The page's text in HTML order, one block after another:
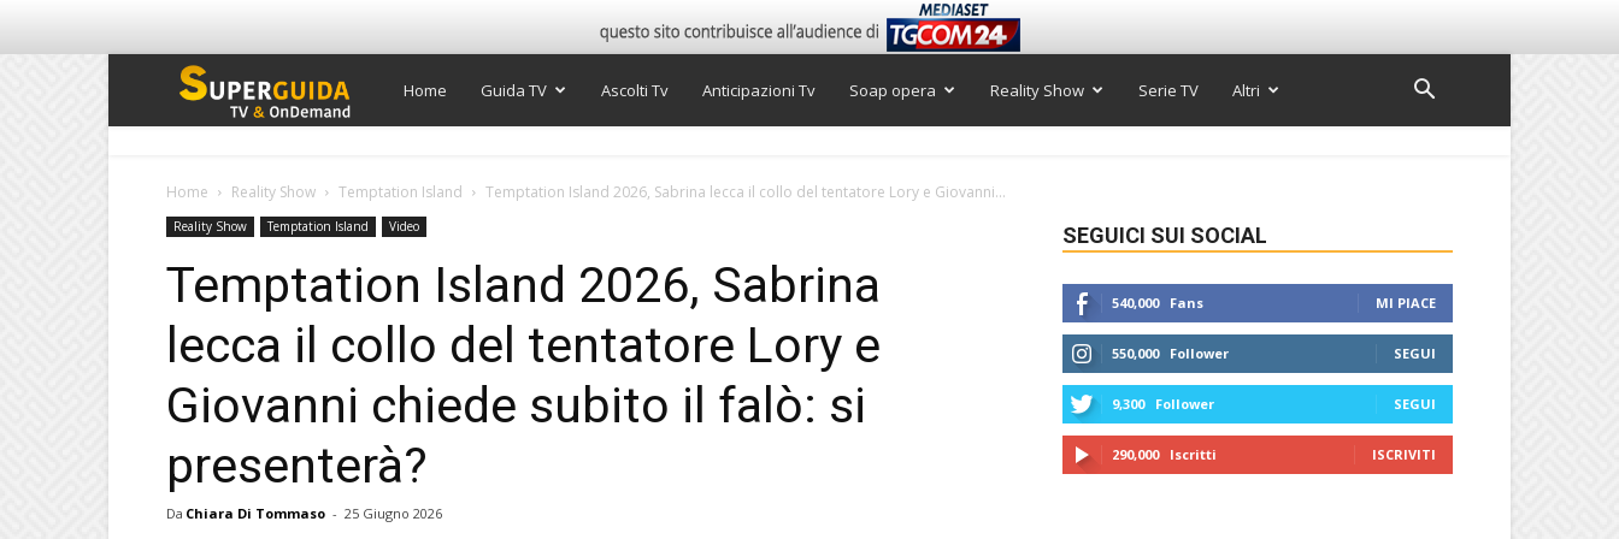
Super
TV
Home Guida TV Ascolti Tv Anticipazioni Tv Soap opera Reality Show Serie TV Altri
Home Reality Show Temptation Island Temptation Island 2026, Sabrina lecca il collo del tentatore Lory e Giovanni...
Reality Show Temptation Island Video
Temptation Island 2026, Sabrina
lecca il collo del tentatore Lory e
Giovanni chiede subito il falò: si
presenterà?
Da Chiara Di Tommaso - 25 Giugno 2026
SEGUICI SUI SOCIAL
540,000 Fans MI PIACE
550,000 Follower SEGUI
9,300 Follower SEGUI
290,000 Iscritti ISCRIVITI